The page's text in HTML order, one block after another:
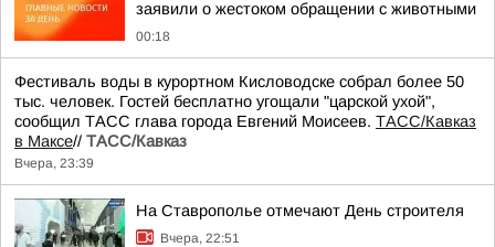
заявили о жестоком обращении с животными
00:18
Фестиваль воды в курортном Кисловодске собрал более 50
тыс. человек. Гостей бесплатно угощали "царской ухой",
сообщил ТАСС глава города Евгений Моисеев. ТАСС/Кавказ
в Максе// ТАСС/Кавказ
Вчера, 23:39
На Ставрополье отмечают День строителя
Вчера, 22:51